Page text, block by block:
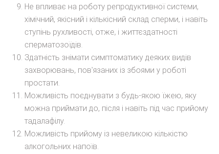
Не впливає на роботу репродуктивної системи,
хімічний, якісний і кількісний склад сперми, і навіть
ступінь рухливості, отже, і життєздатності
сперматозоїдів.
Здатність знімати симптоматику деяких видів
захворювань, пов'язаних із збоями у роботі
простати.
Можливість поєднувати з будь-якою їжею, яку
можна приймати до, після і навіть під час прийому
тадалафілу.
Можливість прийому із невеликою кількістю
алкогольних напоїв.